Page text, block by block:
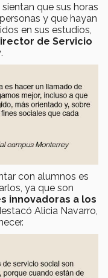
que sus horas
y que hayan
en sus estudios,
de Servicio
.
con alumnos es
ya que son
innovadoras a los
Alicia Navarro,